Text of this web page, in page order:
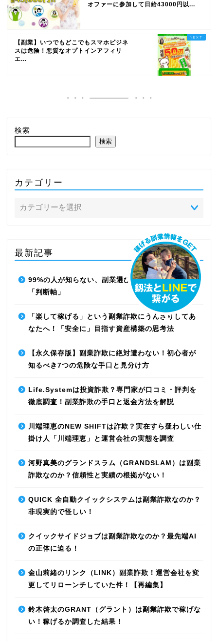
オファーに参加して日給43000円以...
【副業】いつでもどこでもスマホビジネ
スは危険！悪質なオプトインアフィリ
エ...
検索
検索
カテゴリー
最新記事
99%の人が知らない、副業選びで失敗しないための
「判断軸」
「楽して稼げる」という副業詐欺にうんざりしてあ
なたへ！「安全に」目指す資産構築の思考法
【永久保存版】副業詐欺に絶対遭わない！初心者が
知るべき7つの危険な手口と見分け方
Life.Systemは投資詐欺？専門家が口コミ・評判を
徹底調査！副業詐欺の手口と返金方法を解説
川端理恵のNEW SHIFTは詐欺？実在すら疑わしい仕
掛け人「川端理恵」と運営会社の実態を調査
河野真美のグランドスラム（GRANDSLAM）は副業
詐欺なのか？信頼性と実績の根拠がない！
QUICK 全自動クイックシステムは副業詐欺なのか？
非現実的で怪しい！
クイックサイドジョブは副業詐欺なのか？最先端AI
の正体に迫る！
金山莉緒のリンク（LINK）副業詐欺！運営会社を変
更してリローンチしていた件！【再編集】
鈴木啓太のGRANT（グラント）は副業詐欺で稼げな
い！稼げるか調査した結果！